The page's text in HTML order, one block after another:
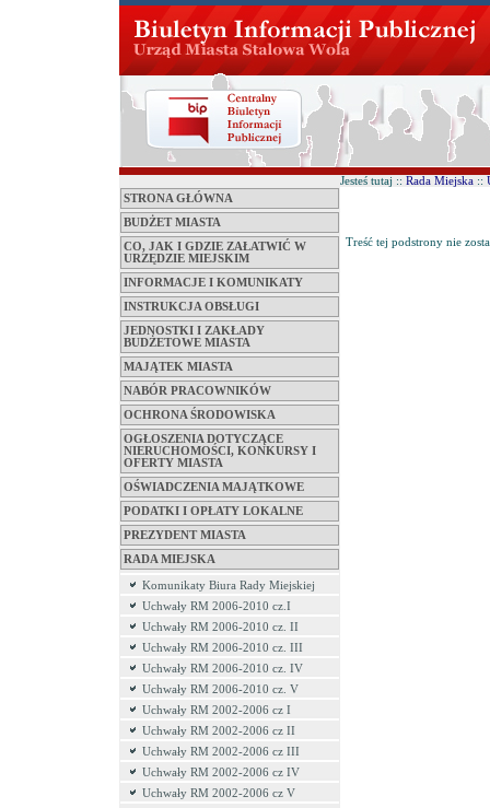
STRONA GŁÓWNA
BUDŻET MIASTA
CO, JAK I GDZIE ZAŁATWIĆ W
URZĘDZIE MIEJSKIM
INFORMACJE I KOMUNIKATY
INSTRUKCJA OBSŁUGI
JEDNOSTKI I ZAKŁADY
BUDŻETOWE MIASTA
MAJĄTEK MIASTA
NABÓR PRACOWNIKÓW
OCHRONA ŚRODOWISKA
OGŁOSZENIA DOTYCZĄCE
NIERUCHOMOŚCI, KONKURSY I
OFERTY MIASTA
OŚWIADCZENIA MAJĄTKOWE
PODATKI I OPŁATY LOKALNE
PREZYDENT MIASTA
RADA MIEJSKA
Komunikaty Biura Rady Miejskiej
Uchwały RM 2006-2010 cz.I
Uchwały RM 2006-2010 cz. II
Uchwały RM 2006-2010 cz. III
Uchwały RM 2006-2010 cz. IV
Uchwały RM 2006-2010 cz. V
Uchwały RM 2002-2006 cz I
Uchwały RM 2002-2006 cz II
Uchwały RM 2002-2006 cz III
Uchwały RM 2002-2006 cz IV
Uchwały RM 2002-2006 cz V
Jesteś tutaj :: Rada Miejska ::
Treść tej podstrony nie